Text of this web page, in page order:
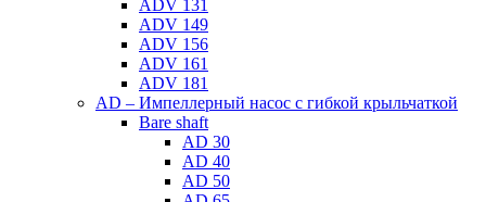
ADV 131
ADV 149
ADV 156
ADV 161
ADV 181
AD – Импеллерный насос с гибкой крыльчаткой
Bare shaft
AD 30
AD 40
AD 50